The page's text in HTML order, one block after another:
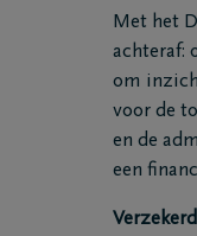
Met het
achteraf:
om
voor de
en de
een